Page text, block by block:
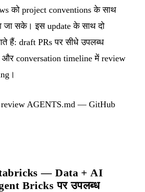
को project conventions के साथ
जा सके। इस update के साथ दो
हैं: draft PRs पर सीधे उपलब्ध
और conversation timeline में review
review AGENTS.md — GitHub
— Data + AI
Bricks पर उपलब्ध